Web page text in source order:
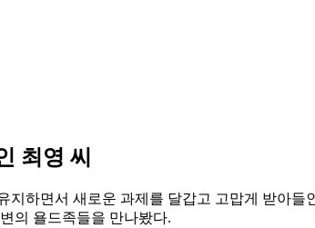
최영 씨
하면서 새로운 과제를 달갑고 고맙게 받아
의 욜드족들을 만나봤다.